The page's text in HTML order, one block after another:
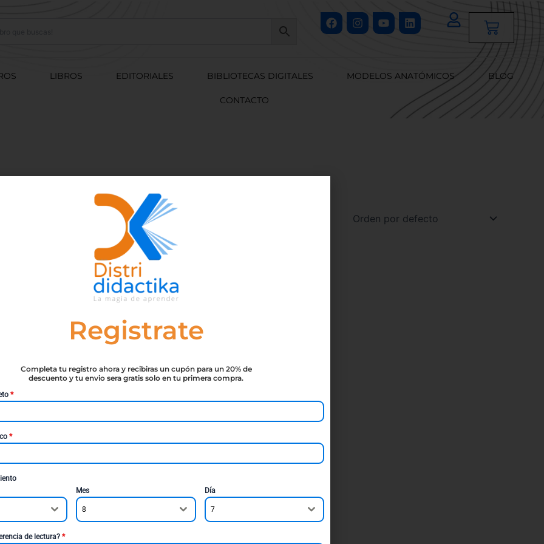
FacebookInstagram
YoutubeLinkedin
Cart
LIBROS EDITORIALES BIBLIOTECAS DIGITALES MODELOS ANATÓMICOS BLOG
CONTACTO
Registrate
Completa tu registro ahora y recibiras un cupón para un 20% de
descuento y tu envio sera gratis solo en tu primera compra.
*
*
Mes
8
Día
7
de lectura? *